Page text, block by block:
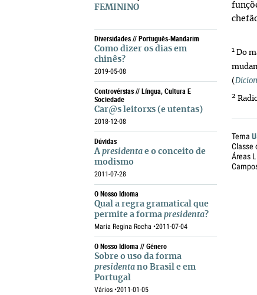
FEMININO
Diversidades // Português-Mandarim
Como dizer os dias em
chinês?
2019-05-08
Controvérsias // Língua, Cultura E
Sociedade
Car@s leitorxs (e utentas)
2018-12-08
Dúvidas
A presidenta e o conceito de
modismo
2011-07-28
O Nosso Idioma
Qual a regra gramatical que
permite a forma presidenta?
Maria Regina Rocha •2011-07-04
O Nosso Idioma // Género
Sobre o uso da forma
presidenta no Brasil e em
Portugal
Vários •2011-01-05
1 Do
(
2
Tema
Classe
Áreas